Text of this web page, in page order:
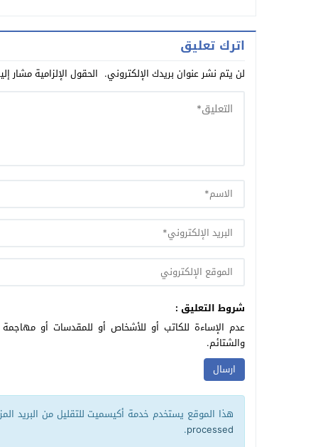
اترك تعليق
لن يتم نشر عنوان بريدك الإلكتروني. الحقول الإلزامية مشار
شروط التعليق :
عدم الإساءة للكاتب أو للأشخاص أو للمقدسات أو مهاجمة
والشتائم.
هذا الموقع يستخدم خدمة أكيسميت للتقليل من البريد
processed
.